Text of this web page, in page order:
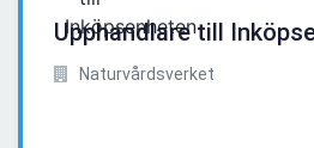
Upphandlare till
Naturvårdsverket